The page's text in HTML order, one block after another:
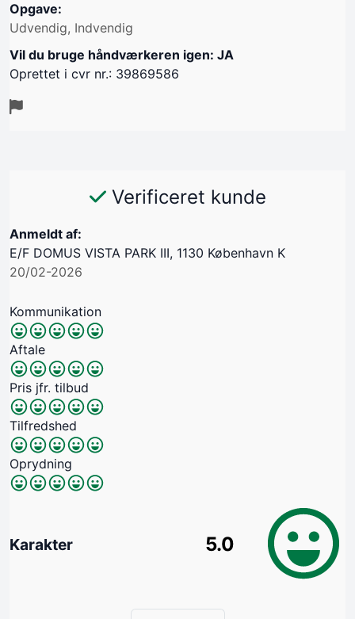
Opgave:
Udvendig, Indvendig
Vil du bruge håndværkeren igen: JA
Oprettet i cvr nr.: 39869586
Verificeret kunde
Anmeldt af:
E/F DOMUS VISTA PARK III, 1130 København K
20/02-2026
Kommunikation
Aftale
Pris jfr. tilbud
Tilfredshed
Oprydning
Karakter 5.0